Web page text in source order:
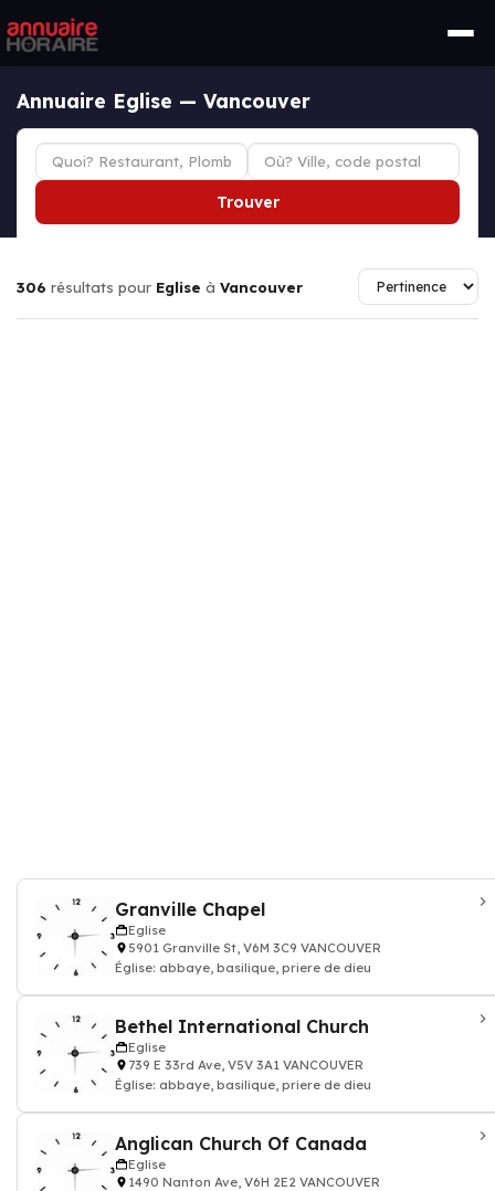
Annuaire Eglise — Vancouver
Trouver
306 résultats pour Eglise à Vancouver
Granville Chapel
Eglise
5901 Granville St, V6M 3C9 VANCOUVER
Église: abbaye, basilique, priere de dieu
Bethel International Church
Eglise
739 E 33rd Ave, V5V 3A1 VANCOUVER
Église: abbaye, basilique, priere de dieu
Anglican Church Of Canada
Eglise
1490 Nanton Ave, V6H 2E2 VANCOUVER